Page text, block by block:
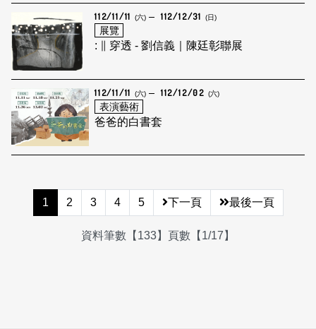
112/11/11 (六) 112/12/31 (日)
展覽
: ∥ 穿透 - 劉信義｜陳廷彰聯展
112/11/11 (六) 112/12/02 (六)
表演藝術
爸爸的白書套
1 2 3 4 5 下一頁 最後一頁
資料筆數【133】頁數【1/17】